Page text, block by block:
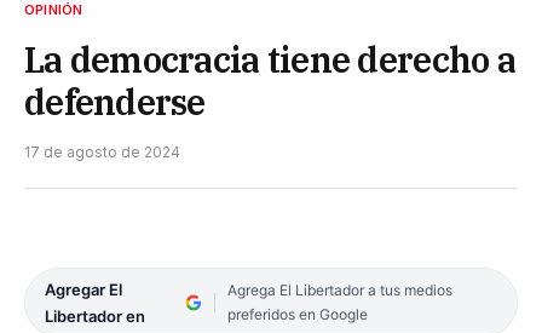
OPINIÓN
La democracia tiene derecho a
defenderse
17 de agosto de 2024
Agregar El
Libertador en
Agrega El Libertador a tus medios
preferidos en Google